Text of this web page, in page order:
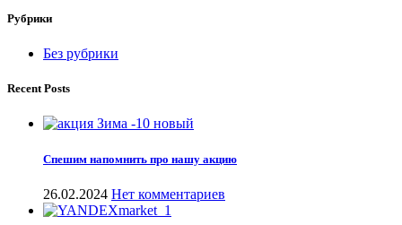
Рубрики
Без рубрики
Recent Posts
Спешим напомнить про нашу акцию
26.02.2024 Нет комментариев